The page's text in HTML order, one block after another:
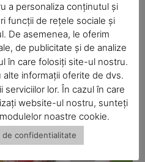
NOW
a personaliza conținutul și
funcții de rețele sociale și
De asemenea, le oferim
de publicitate și de analize
în care folosiți site-ul nostru.
informații oferite de dvs.
serviciilor lor. În cazul în care
website-ul nostru, sunteți
noastre cookie.
de confidentialitate